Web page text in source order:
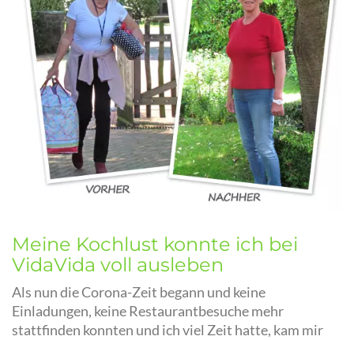
Meine Kochlust konnte ich bei
VidaVida voll ausleben
Als nun die Corona-Zeit begann und keine
Einladungen, keine Restaurantbesuche mehr
stattfinden konnten und ich viel Zeit hatte, kam mir